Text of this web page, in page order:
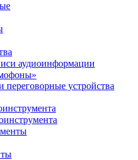
аудиоинформации
устройства